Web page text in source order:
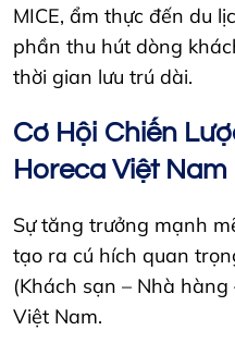
MICE, ẩm thực đến du
phần thu hút dòng
thời gian lưu trú dài.
Cơ Hội Chiến
Horeca Việt Nam
Sự tăng trưởng mạnh
tạo ra cú hích quan
(Khách sạn – Nhà
Việt Nam.